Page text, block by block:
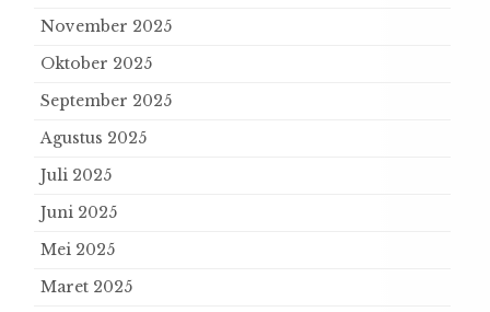
November 2025
Oktober 2025
September 2025
Agustus 2025
Juli 2025
Juni 2025
Mei 2025
Maret 2025